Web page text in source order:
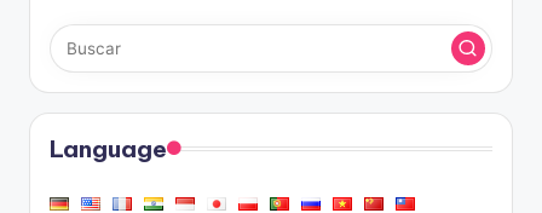
Language